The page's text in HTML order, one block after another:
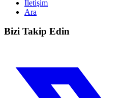
İletişim
Ara
Bizi Takip Edin